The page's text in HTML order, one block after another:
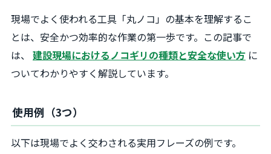
現場でよく使われる工具「丸ノコ」の基本を理解するこ
とは、安全かつ効率的な作業の第一歩です。この記事で
は、 建設現場におけるノコギリの種類と安全な使い方 に
ついてわかりやすく解説しています。
使用例（3つ）
以下は現場でよく交わされる実用フレーズの例です。